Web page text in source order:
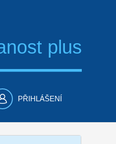
plus
PŘIHLÁŠENÍ